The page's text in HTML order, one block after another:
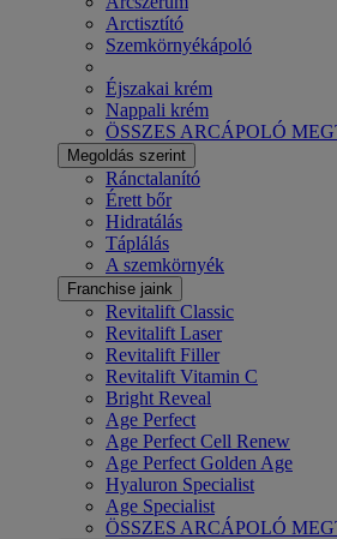
Arctisztító
Szemkörnyékápoló
Éjszakai krém
Nappali krém
ÖSSZES ARCÁPOLÓ
Megoldás szerint
Ránctalanító
Érett bőr
Hidratálás
Táplálás
A szemkörnyék
Franchise jaink
Revitalift Classic
Revitalift Laser
Revitalift Filler
Revitalift Vitamin C
Bright Reveal
Age Perfect
Age Perfect Cell Renew
Age Perfect Golden Age
Hyaluron Specialist
Age Specialist
ÖSSZES ARCÁPOLÓ